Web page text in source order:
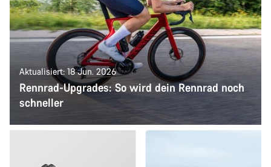
Aktualisiert: 18 Jun. 2026
Rennrad-Upgrades: So wird dein Rennrad noch
schneller